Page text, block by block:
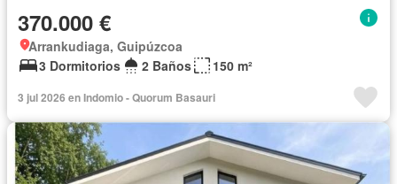
370.000 €
Arrankudiaga, Guipúzcoa
3 Dormitorios
2 Baños 150 m²
3 jul 2026 en Indomio - Quorum Basauri